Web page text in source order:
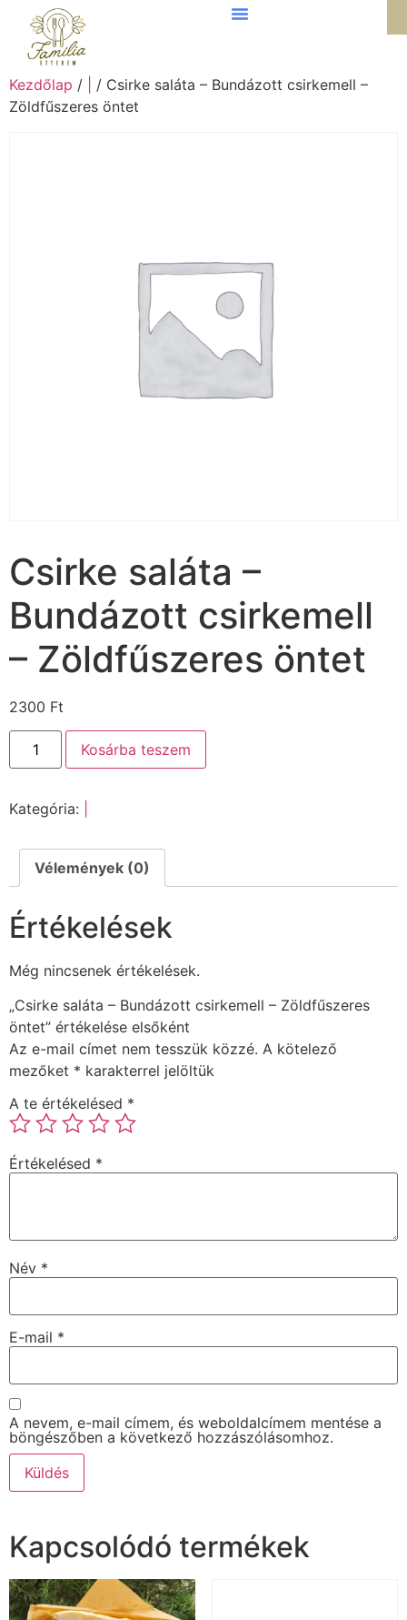
Kezdőlap /
/ Csirke saláta – Bundázott csirkemell –
Zöldfűszeres öntet
Csirke saláta –
Bundázott csirkemell
– Zöldfűszeres öntet
2300 Ft
Kosárba teszem
Kategória:
Vélemények (0)
Értékelések
Még nincsenek értékelések.
„Csirke saláta – Bundázott csirkemell – Zöldfűszeres
öntet” értékelése elsőként
Az e-mail címet nem tesszük közzé. A kötelező
mezőket * karakterrel jelöltük
A te értékelésed *
Értékelésed *
Név *
E-mail *
A nevem, e-mail címem, és weboldalcímem mentése a
böngészőben a következő hozzászólásomhoz.
Kapcsolódó termékek